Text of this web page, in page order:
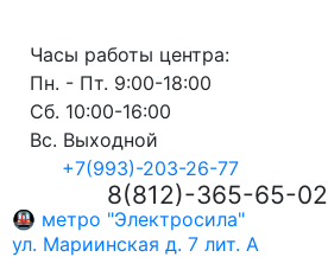
Часы работы центра:
Пн. - Пт. 9:00-18:00
Сб. 10:00-16:00
Вс. Выходной
+7(993)-203-26-77
8(812)-365-65-02
🚇 метро "Электросила"
ул. Мариинская д. 7 лит. А